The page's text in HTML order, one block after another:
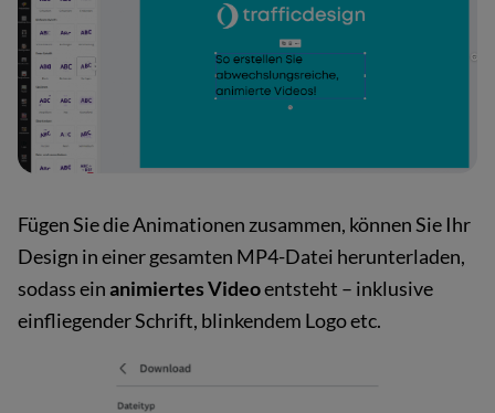
Fügen Sie die Animationen zusammen, können Sie Ihr
Design in einer gesamten MP4-Datei herunterladen,
sodass einanimiertes Videoentsteht – inklusive
einfliegender Schrift, blinkendem Logo etc.